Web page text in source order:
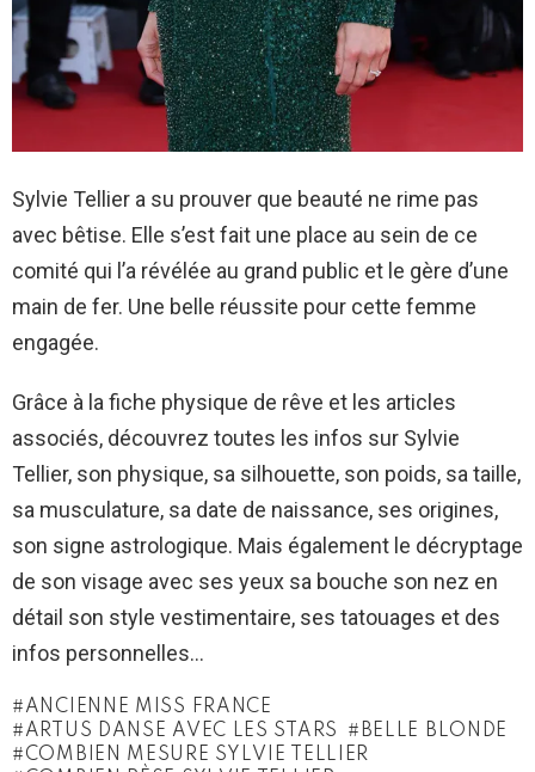
Sylvie Tellier a su prouver que beauté ne rime pas
avec bêtise. Elle s’est fait une place au sein de ce
comité qui l’a révélée au grand public et le gère d’une
main de fer. Une belle réussite pour cette femme
engagée.
Grâce à la fiche physique de rêve et les articles
associés, découvrez toutes les infos sur Sylvie
Tellier, son physique, sa silhouette, son poids, sa taille,
sa musculature, sa date de naissance, ses origines,
son signe astrologique. Mais également le décryptage
de son visage avec ses yeux sa bouche son nez en
détail son style vestimentaire, ses tatouages et des
infos personnelles…
ANCIENNE MISS FRANCE
ARTUS DANSE AVEC LES STARS
BELLE BLONDE
COMBIEN MESURE SYLVIE TELLIER